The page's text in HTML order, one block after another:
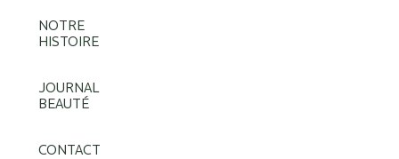
NOTRE
HISTOIRE
JOURNAL
BEAUTÉ
CONTACT